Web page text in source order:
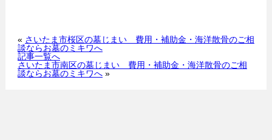
« さいたま市桜区の墓じまい 費用・補助金・海洋散骨のご相
談ならお墓のミキワへ
記事一覧へ
さいたま市南区の墓じまい 費用・補助金・海洋散骨のご相
談ならお墓のミキワへ»